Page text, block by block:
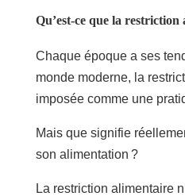
Qu’est-ce que la restriction
Chaque époque a ses
monde moderne, la
imposée comme une
Mais que signifie
son alimentation ?
La restriction alimentaire